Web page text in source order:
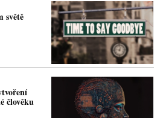
světě
člověku